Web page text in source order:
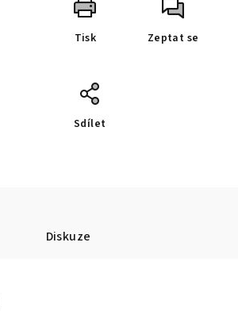
Tisk Zeptat se
Sdílet
Diskuze